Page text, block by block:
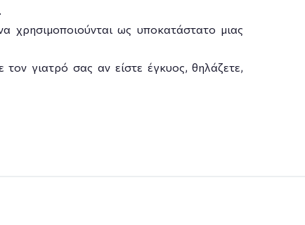
χρησιμοποιούνται ως υποκατάστατο μιας
γιατρό σας αν είστε έγκυος, θηλάζετε,